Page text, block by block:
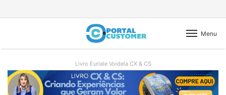
Menu
Livro Euriale Voidela CX & CS